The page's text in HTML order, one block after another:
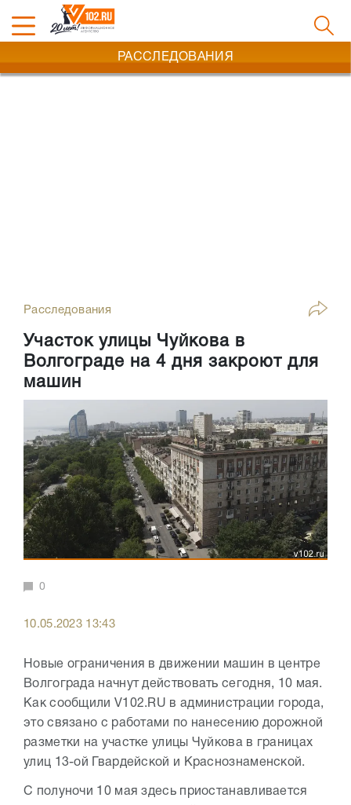
РАССЛЕДОВАНИЯ
Расследования
Участок улицы Чуйкова в
Волгограде на 4 дня закроют для
машин
0
10.05.2023 13:43
Новые ограничения в движении машин в центре
Волгограда начнут действовать сегодня, 10 мая.
Как сообщили V102.RU в администрации города,
это связано с работами по нанесению дорожной
разметки на участке улицы Чуйкова в границах
улиц 13-ой Гвардейской и Краснознаменской.
С полуночи 10 мая здесь приостанавливается